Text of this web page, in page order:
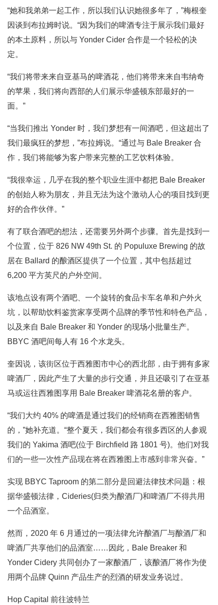
“她和我弟弟一起工作，所以我们认识她很多年了，”梅根奎
因谈到布拉姆时说。“因为我们的啤酒专注于展示我们最好
的本土原料，所以与 Yonder Cider 合作是一个轻松的决
定。
“我们将带来来自亚基马的啤酒花，他们将带来来自韦纳奇
的苹果，我们将向西部的人们展示华盛顿东部最好的一
面。”
“当我们推出 Yonder 时，我们梦想有一间酒吧，但这超出了
我们最疯狂的梦想，”布拉姆说。“通过与 Bale Breaker 合
作，我们将能够为客户带来完整的工艺饮料体验。
“我很幸运，几乎在我的整个职业生涯中都把 Bale Breaker
的创始人称为朋友，并且无法为这个激动人心的项目找到更
好的合作伙伴。”
有了联合酒吧的想法，还需要另外两个步骤。首先是找到一
个位置，位于 826 NW 49th St. 的 Populuxe Brewing 的故
居在 Ballard 的酿酒区提供了一个位置，其中包括超过
6,200 平方英尺的户外空间。
该地点设有两个酒吧、一个旋转的食品卡车名单和户外火
坑，以帮助饮料鉴赏家享受两个品牌的季节性和特色产品，
以及来自 Bale Breaker 和 Yonder 的现场小批量生产。
BBYC 酒吧间每人有 16 个水龙头。
奎因说，该街区位于西雅图市中心的西北部，由于拥有多家
啤酒厂，因此产生了大量的步行交通，并且还吸引了在亚基
马或运往西雅图享用 Bale Breaker 啤酒花名册的客户。
“我们大约 40% 的啤酒是通过我们的经销商在西雅图销售
的，”她补充道。“整个夏天，我们都会有很多西区的人参观
我们的 Yakima 酒吧(位于 Birchfield 路 1801 号)。他们对我
们的一些一次性产品现在将在西雅图上市感到非常兴奋。”
实现 BBYC Taproom 的第二部分是回避法律技术问题：根
据华盛顿法律，Cideries(归类为酿酒厂)和啤酒厂不得共用
一个品酒室。
然而，2020 年 6 月通过的一项法律允许酿酒厂与酿酒厂和
啤酒厂共享他们的品酒室……因此，Bale Breaker 和
Yonder Cidery 共同创办了一家酿酒厂，该酿酒厂将作为使
用两个品牌 Quinn 产品生产的烈酒的研发业务说过。
Hop Capital 前往波特兰